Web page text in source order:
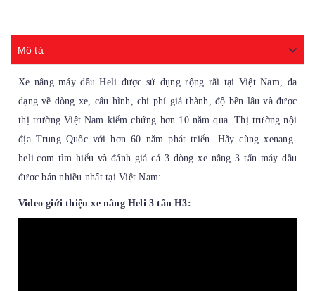
Mô tả
Xe nâng máy dầu Heli được sử dụng rộng rãi tại Việt Nam, đa
dạng về dòng xe, cấu hình, chi phí giá thành, độ bền lâu và được
thị trường Việt Nam kiểm chứng hơn 10 năm qua. Thị trường nội
địa Trung Quốc với hơn 60 năm phát triển. Hãy cùng xenang-
heli.com tìm hiểu và đánh giá cả 3 dòng xe nâng 3 tấn máy dầu
được bán nhiều nhất tại Việt Nam:
Video giới thiệuxe nâng Heli 3 tấn H3: